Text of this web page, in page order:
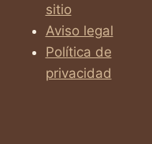
sitio
Aviso legal
Política de
privacidad